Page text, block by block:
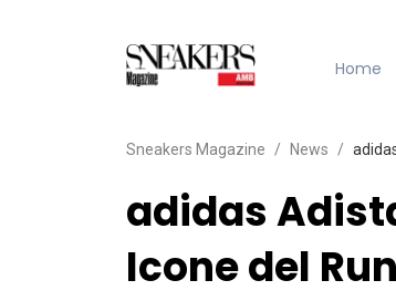
Home
Sneakers Magazine News
adidas
Icone del